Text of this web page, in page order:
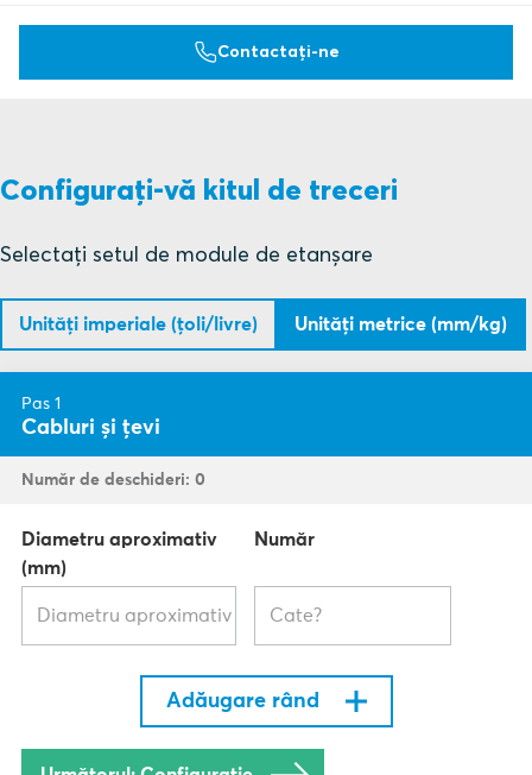
Contactați-ne
Configurați-vă kitul de treceri
Selectați setul de module de etanșare